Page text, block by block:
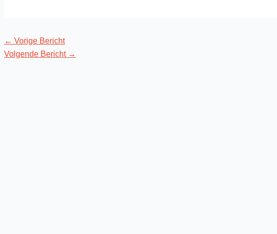
← Vorige Bericht
Volgende Bericht →